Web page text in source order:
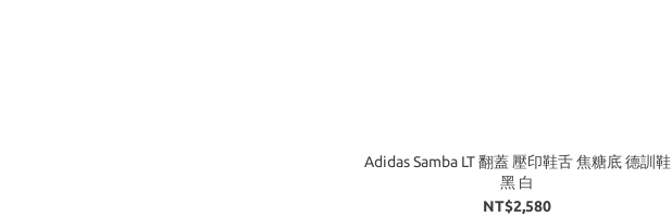
Adidas Samba LT 翻蓋 壓印鞋舌 焦糖底 德訓鞋
黑 白
NT$2,580